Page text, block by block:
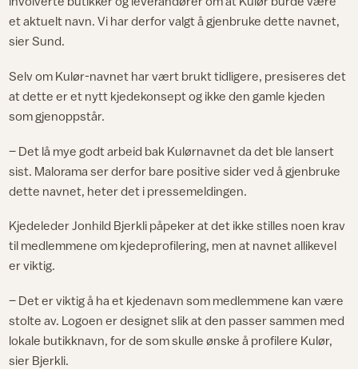
et aktuelt navn. Vi har derfor valgt å gjenbruke dette navnet,
sier Sund.
Selv om Kulør-navnet har vært brukt tidligere, presiseres det
at dette er et nytt kjedekonsept og ikke den gamle kjeden
som gjenoppstår.
– Det lå mye godt arbeid bak Kulørnavnet da det ble lansert
sist. Malorama ser derfor bare positive sider ved å gjenbruke
dette navnet, heter det i pressemeldingen.
Kjedeleder Jonhild Bjerkli påpeker at det ikke stilles noen krav
til medlemmene om kjedeprofilering, men at navnet allikevel
er viktig.
– Det er viktig å ha et kjedenavn som medlemmene kan være
stolte av. Logoen er designet slik at den passer sammen med
lokale butikknavn, for de som skulle ønske å profilere Kulør,
sier Bjerkli.